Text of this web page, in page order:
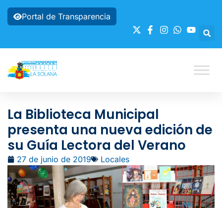
Portal de Transparencia
La Biblioteca Municipal
presenta una nueva edición de
su Guía Lectora del Verano
27 de junio de 2019 Locales